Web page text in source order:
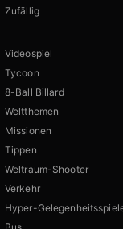
Zufällig
Videospiel
Tycoon
8-Ball Billard
Weltthemen
Missionen
Tippen
Weltraum-Shooter
Verkehr
Hyper-